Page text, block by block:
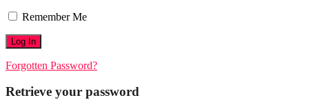
Remember Me
Forgotten Password?
Retrieve your password